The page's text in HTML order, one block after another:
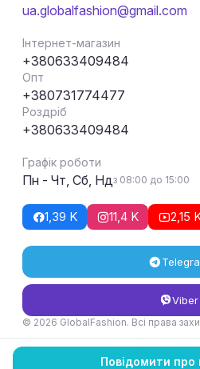
ua.globalfashion@gmail.com
Інтернет-магазин
+380633409484
Опт
+380731774477
Роздріб
+380633409484
Графік роботи
Пн - Чт, Сб, Ндз 08:00 до 15:00
1,39 K 11,4 K 2,15
Viber
© 2026 GlobalFashion. Всі права
Умови повернення та обміну товару
Повідомити про